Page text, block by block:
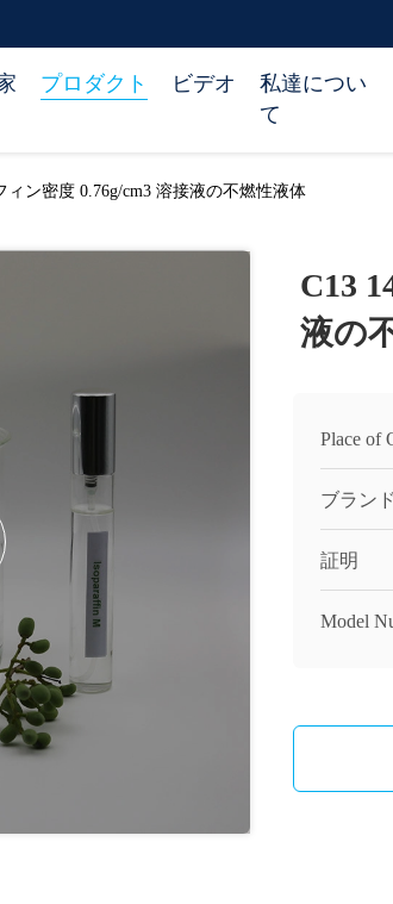
プロダクト ビデオ
私達につい
て
ィン密度 0.76g/cm3 溶接液の不燃性液体
C13
液の
Place of
ブラン
証明
Model